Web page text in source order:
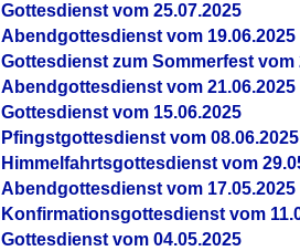
Gottesdienst vom 25.07.2025
Abendgottesdienst vom 19.06.2025
Gottesdienst zum Sommerfest vom
Abendgottesdienst vom 21.06.2025
Gottesdienst vom 15.06.2025
Pfingstgottesdienst vom 08.06.2025
Himmelfahrtsgottesdienst vom
Abendgottesdienst vom 17.05.2025
Konfirmationsgottesdienst vom
Gottesdienst vom 04.05.2025